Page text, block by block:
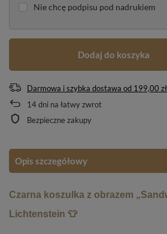
Nie chcę podpisu pod nadrukiem
Dodaj do koszyka
Darmowa i szybka dostawa od 199,00 zł
14dni na łatwy zwrot
Bezpieczne zakupy
Opis szczegółowy
Czarna koszulka z obrazem
Lichtenstein 👕